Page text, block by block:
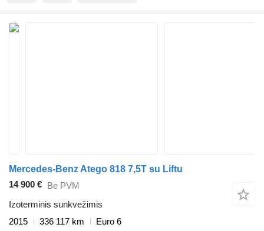
Mercedes-Benz Atego 818 7,5T su Liftu
14 900 € Be PVM
Izoterminis sunkvežimis
2015
336 117 km
Euro 6